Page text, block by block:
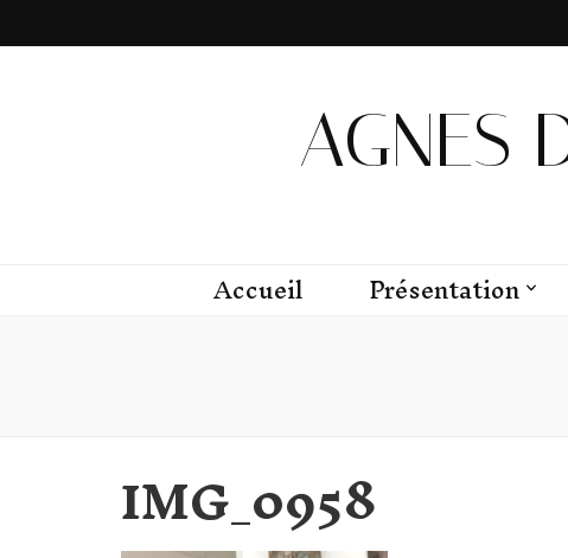
AGNES
Accueil Présentation
IMG_0958